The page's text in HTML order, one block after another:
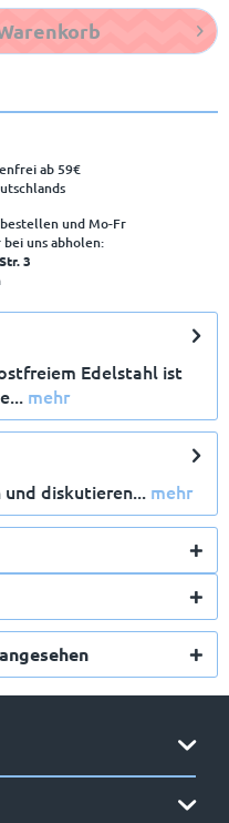
ab 59€
und Mo-Fr
bei uns abholen:
3
Edelstahl ist
mehr
und diskutieren... mehr